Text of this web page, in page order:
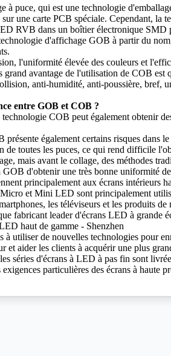
à puce, qui est une technologie
une carte PCB spéciale. Cependant, la
RVB dans un boîtier électronique
d'affichage GOB à partir du
l'uniformité élevée des couleurs et
avantage de l'utilisation de COB est
anti-humidité, anti-poussière, bref,
entre GOB et COB ?
COB peut également obtenir
également certains risques dans
de toutes les puces, ce qui rend difficile
mais avant le collage, des méthodes
GOB d'obtenir une très bonne uniformité
principalement aux écrans intérieurs
et Mini LED sont principalement
les téléviseurs et les produits
fabricant leader d'écrans LED à grande
haut de gamme - Shenzhen
à utiliser de nouvelles technologies pour
et aider les clients à acquérir une plus
séries d'écrans à LED à pas fin sont
particulières des écrans à haute